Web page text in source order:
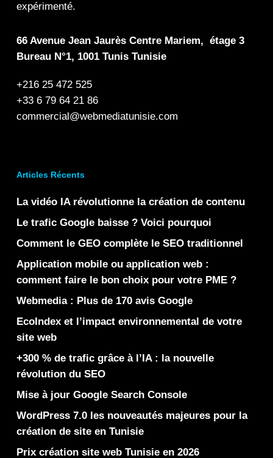
expérimenté.
66 Avenue Jean Jaurès Centre Mariem, étage 3
Bureau N°1, 1001 Tunis Tunisie
+216 25 472 525
+33 6 79 64 21 86
commercial@webmediatunisie.com
Articles Récents
La vidéo IA révolutionne la création de contenu
Le trafic Google baisse ? Voici pourquoi
Comment le GEO complète le SEO traditionnel
Application mobile ou application web :
comment faire le bon choix pour votre PME ?
Webmedia : Plus de 170 avis Google
EcoIndex et l’impact environnemental de votre
site web
+300 % de trafic grâce à l’IA : la nouvelle
révolution du SEO
Mise à jour Google Search Console
WordPress 7.0 les nouveautés majeures pour la
création de site en Tunisie
Prix création site web Tunisie en 2026